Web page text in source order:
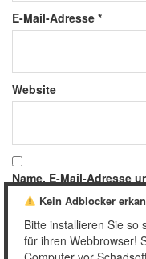
E-Mail-Adresse *
Website
Name, E-Mail-Adresse
meinen nächsten
Kein Adblocker
Bitte installieren Sie so
für ihren Webbrowser!